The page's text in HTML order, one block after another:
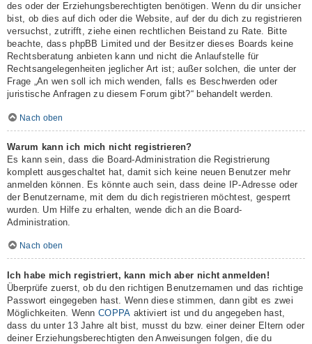
des oder der Erziehungsberechtigten benötigen. Wenn du dir unsicher
bist, ob dies auf dich oder die Website, auf der du dich zu registrieren
versuchst, zutrifft, ziehe einen rechtlichen Beistand zu Rate. Bitte
beachte, dass phpBB Limited und der Besitzer dieses Boards keine
Rechtsberatung anbieten kann und nicht die Anlaufstelle für
Rechtsangelegenheiten jeglicher Art ist; außer solchen, die unter der
Frage „An wen soll ich mich wenden, falls es Beschwerden oder
juristische Anfragen zu diesem Forum gibt?“ behandelt werden.
Nach oben
Warum kann ich mich nicht registrieren?
Es kann sein, dass die Board-Administration die Registrierung
komplett ausgeschaltet hat, damit sich keine neuen Benutzer mehr
anmelden können. Es könnte auch sein, dass deine IP-Adresse oder
der Benutzername, mit dem du dich registrieren möchtest, gesperrt
wurden. Um Hilfe zu erhalten, wende dich an die Board-
Administration.
Nach oben
Ich habe mich registriert, kann mich aber nicht anmelden!
Überprüfe zuerst, ob du den richtigen Benutzernamen und das richtige
Passwort eingegeben hast. Wenn diese stimmen, dann gibt es zwei
Möglichkeiten. WennCOPPA aktiviert ist und du angegeben hast,
dass du unter 13 Jahre alt bist, musst du bzw. einer deiner Eltern oder
deiner Erziehungsberechtigten den Anweisungen folgen, die du